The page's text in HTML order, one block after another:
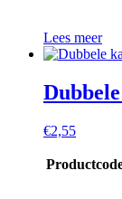
Lees meer
€2,55